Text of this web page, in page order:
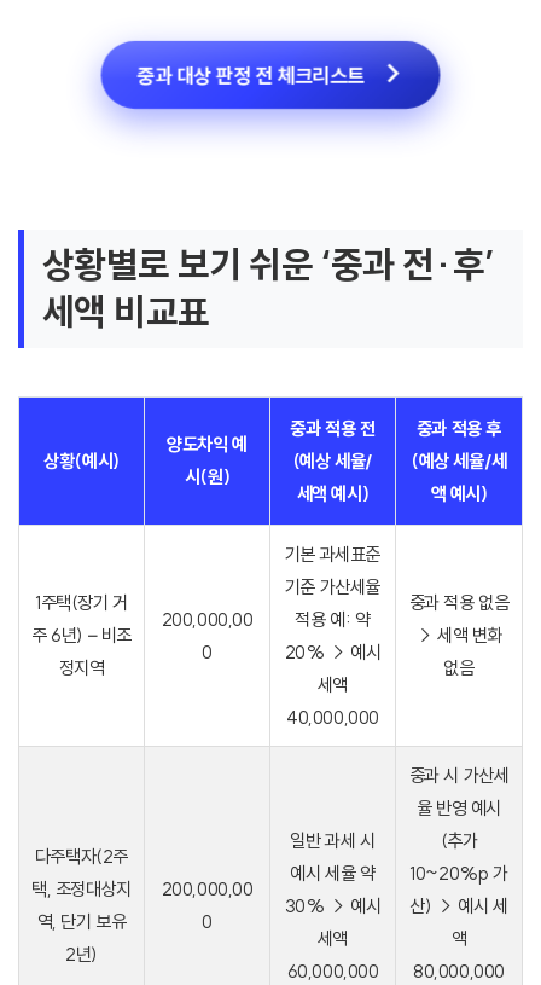
중과 대상 판정 전 체크리스트
상황별로 보기 쉬운 ‘중과 전·후’
세액 비교표
상황(예시)
양도차익 예
시(원)
중과 적용 전
(예상 세율/
세액 예시)
중과 적용 후
(예상 세율/세
액 예시)
1주택(장기 거
주 6년) – 비조
정지역
200,000,00
0
기본 과세표준
기준 가산세율
적용 예: 약
20% → 예시
세액
40,000,000
중과 적용 없음
→ 세액 변화
없음
다주택자(2주
택, 조정대상지
역, 단기 보유
2년)
200,000,00
0
일반 과세 시
예시 세율 약
30% → 예시
세액
60,000,000
중과 시 가산세
율 반영 예시
(추가
10~20%p 가
산) → 예시 세
액
80,000,000